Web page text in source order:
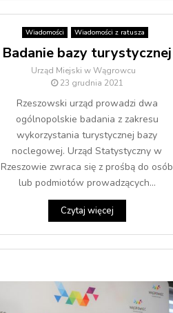
Wiadomości Wiadomości z ratusza
Badanie bazy turystycznej
Urząd Miejski w Wągrowcu
23 grudnia 2021
Rzeszowski urząd prowadzi dwa
ogólnopolskie badania z zakresu
wykorzystania turystycznej bazy
noclegowej. Urząd Statystyczny w
Rzeszowie zwraca się z prośbą do osób
lub podmiotów prowadzących...
Czytaj więcej